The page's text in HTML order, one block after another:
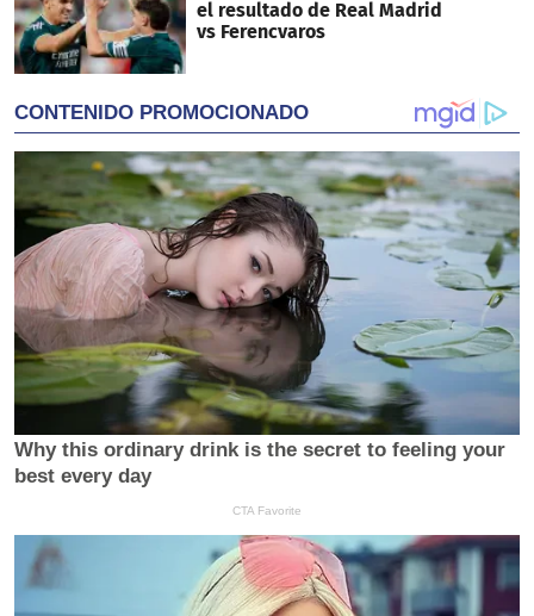
el resultado de Real Madrid
vs Ferencvaros